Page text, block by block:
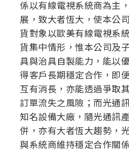
係以有線電視系統商為主
展，致大者恆大，使本公
貨對象以歐美有線電視系
貨集中情形，惟本公司及
具與治具自製能力，能以
得客戶長期穩定合作，即
互有消長，亦能透過爭取
訂單流失之風險；而光通
知名設備大廠，隨光通訊
併，亦有大者恆大趨勢，
與系統商維持穩定合作關